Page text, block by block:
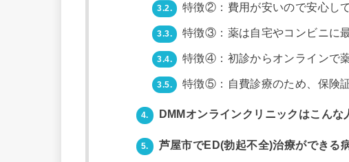
3.2. 特徴②：費用が安いので安心し
3.3. 特徴③：薬は自宅やコンビニに
3.4. 特徴④：初診からオンラインで
3.5. 特徴⑤：自費診療のため、保険
4. DMMオンラインクリニックはこんな
5. 芦屋市でED(勃起不全)治療ができる